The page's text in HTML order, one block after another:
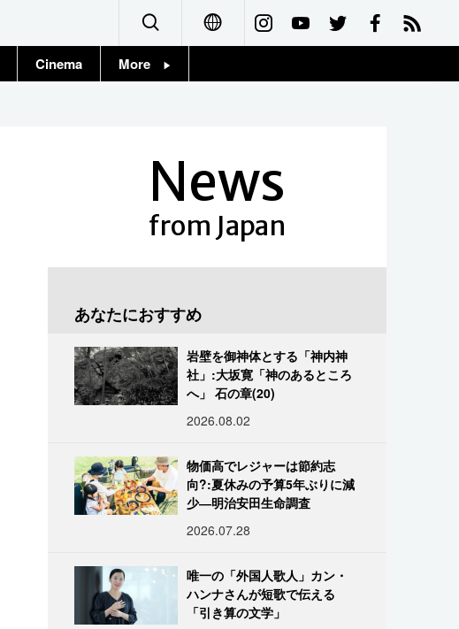
Français
Cinema More
News
from Japan
あなたにおすすめ
岩壁を御神体とする「神内神
社」:大坂寛「神のあるところ
へ」 石の章(20)
2026.08.02
物価高でレジャーは節約志
向?:夏休みの予算5年ぶりに減
少―明治安田生命調査
2026.07.28
唯一の「外国人歌人」カン・
ハンナさんが短歌で伝える
「引き算の文学」